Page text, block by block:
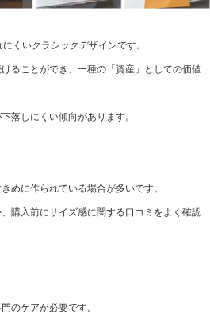
くいクラシックデザインです。
ることができ、一種の「資産」としての価値
落しにくい傾向があります。
めに作られている場合が多いです。
購入前にサイズ感に関する口コミをよく確認
のケアが必要です。